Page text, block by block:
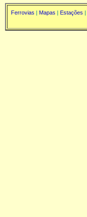
Ferrovias | Mapas | Estações |